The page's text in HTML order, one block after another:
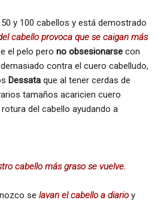
y 100 cabellos y está demostrado
cabello provoca que se caigan más
el pelo pero no obsesionarse con
contra el cuero cabelludo,
Dessata que al tener cerdas de
tamaños acaricien cuero
del cabello ayudando a
cabello más graso se vuelve.
se lavan el cabello a diario y